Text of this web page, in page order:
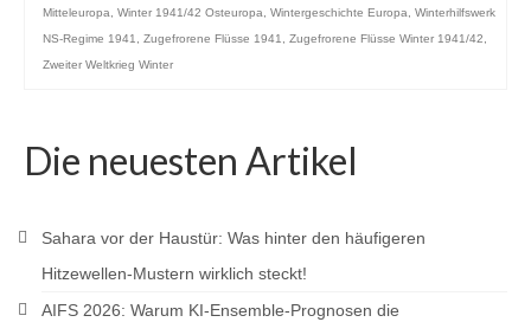
Mitteleuropa
Winter 1941/42 Osteuropa Wintergeschichte Europa
Winterhilfswerk
NS-Regime 1941
Zugefrorene Flüsse 1941 Zugefrorene Flüsse Winter 1941/42
Zweiter Weltkrieg Winter
Die neuesten Artikel
Sahara vor der Haustür: Was hinter den häufigeren
Hitzewellen-Mustern wirklich steckt!
AIFS 2026: Warum KI-Ensemble-Prognosen die